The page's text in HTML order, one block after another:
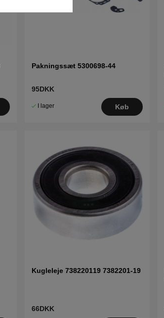
Pakningssæt 5300698-44
95DKK
I lager Køb
Kugleleje 738220119 7382201-19
66DKK